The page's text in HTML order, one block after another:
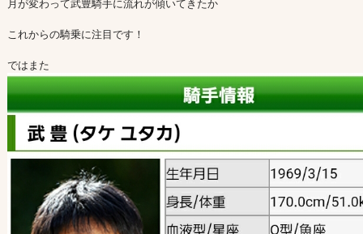
月が変わって武豊騎手に流れが傾いてきたか
これからの騎乗に注目です！